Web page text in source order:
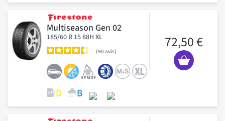
Multiseason Gen 02
185/60 R 15 88H XL
90avis
72,50 €